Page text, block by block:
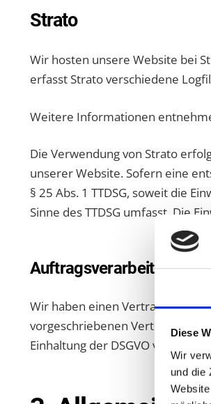
Diese
Wir
und die
Strato
Wir hosten unsere Website bei
erfasst Strato verschiedene
Weitere Informationen
Die Verwendung von Strato
unserer Website. Sofern eine
§ 25 Abs. 1 TTDSG, soweit die
Sinne des TTDSG umfasst. Die
Auftragsverarbeitung
Wir haben einen Vertrag über
vorgeschriebenen Vertrag, der
Einhaltung der DSGVO verarbeitet.